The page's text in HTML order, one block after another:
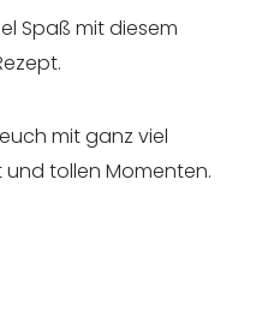
Spaß mit diesem
mit ganz viel
und tollen Momenten.